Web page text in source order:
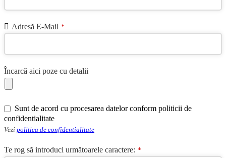
Adresă E-Mail *
Încarcă aici poze cu detalii
Sunt de acord cu procesarea datelor conform politicii de
confidentialitate
Vezi politica de confidentialitate
Te rog să introduci următoarele caractere: *